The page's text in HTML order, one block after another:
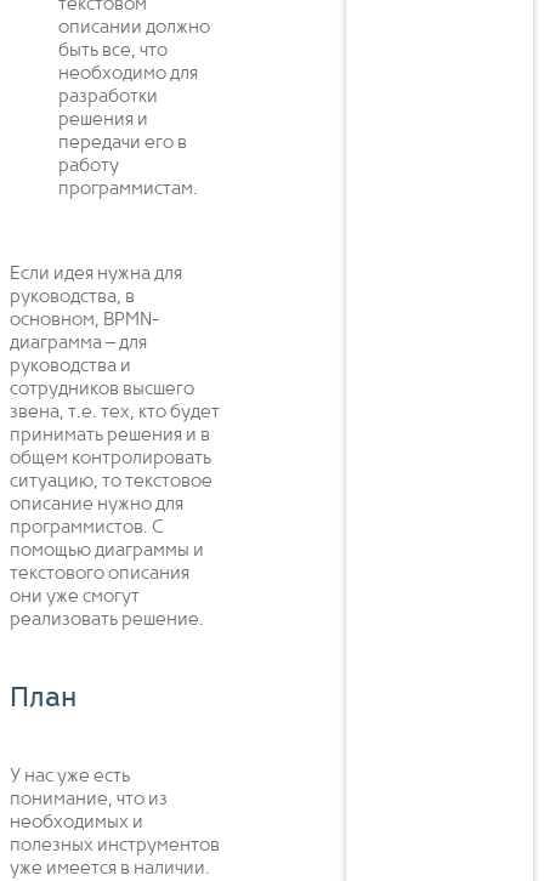
текстовом
описании должно
быть все, что
необходимо для
разработки
решения и
передачи его в
работу
программистам.
Если идея нужна для
руководства, в
основном, BPMN-
диаграмма – для
руководства и
сотрудников высшего
звена, т.е. тех, кто будет
принимать решения и в
общем контролировать
ситуацию, то текстовое
описание нужно для
программистов. С
помощью диаграммы и
текстового описания
они уже смогут
реализовать решение.
План
У нас уже есть
понимание, что из
необходимых и
полезных инструментов
уже имеется в наличии.